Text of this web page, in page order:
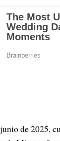
de 2025,